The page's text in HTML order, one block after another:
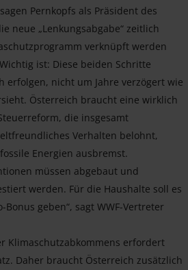
Pernkopfs als Präsident des
neue „Lenkungsabgabe“ zeitlich
verknüpft werden
ist: Diese beiden Schritte
erfolgen, nicht um Jahre verzögert wie
Österreich braucht eine wirklich
die insgesamt
Verhalten belohnt,
Energien ausbremst.
müssen abgebaut und
werden. Für die Haushalte soll es
geben“, sagt WWF-Vertreter
Klimaschutzabkommens erfordert
Daher braucht Österreich zusätzlich